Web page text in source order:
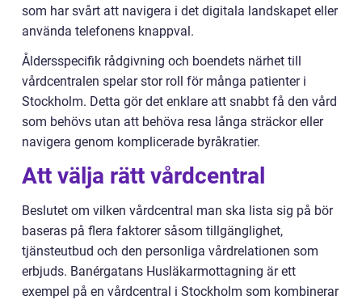
som har svårt att navigera i det digitala landskapet eller
använda telefonens knappval.
Åldersspecifik rådgivning och boendets närhet till
vårdcentralen spelar stor roll för många patienter i
Stockholm. Detta gör det enklare att snabbt få den vård
som behövs utan att behöva resa långa sträckor eller
navigera genom komplicerade byråkratier.
Att välja rätt vårdcentral
Beslutet om vilken vårdcentral man ska lista sig på bör
baseras på flera faktorer såsom tillgänglighet,
tjänsteutbud och den personliga vårdrelationen som
erbjuds. Banérgatans Husläkarmottagning är ett
exempel på en vårdcentral i Stockholm som kombinerar